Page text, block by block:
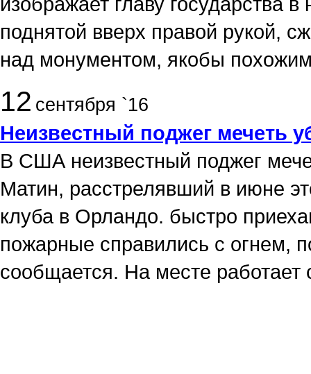
поднятой вверх правой рукой,
над монументом, якобы
12 сентября `16
Неизвестный поджег мечеть
В США неизвестный поджег
Матин, расстрелявший в июне
клуба в Орландо. быстро
пожарные справились с огнем,
сообщается. На месте работает